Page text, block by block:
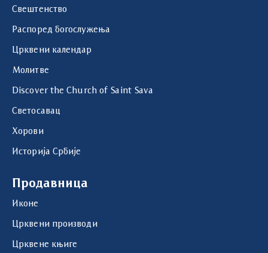
Свештенство
Распоред богослужења
Црквени календар
Молитве
Discover the Church of Saint Sava
Светосавац
Хорови
Историја Србије
Продавница
Иконе
Црквени производи
Црквене књиге